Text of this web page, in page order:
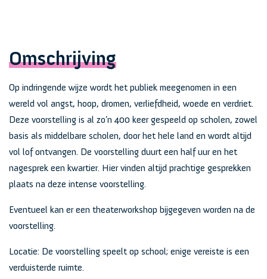
Omschrijving
Op indringende wijze wordt het publiek meegenomen in een
wereld vol angst, hoop, dromen, verliefdheid, woede en verdriet.
Deze voorstelling is al zo’n 400 keer gespeeld op scholen, zowel
basis als middelbare scholen, door het hele land en wordt altijd
vol lof ontvangen. De voorstelling duurt een half uur en het
nagesprek een kwartier. Hier vinden altijd prachtige gesprekken
plaats na deze intense voorstelling.
Eventueel kan er een theaterworkshop bijgegeven worden na de
voorstelling.
Locatie: De voorstelling speelt op school; enige vereiste is een
verduisterde ruimte.